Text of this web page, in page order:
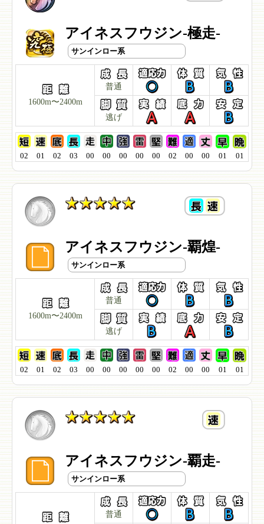
アイネスフウジン-極走-
サンインロー系
1600m〜2400m
普通
逃げ
02 01 02 03 00 00 00 00 00 02 00 00 01 01
アイネスフウジン-覇煌-
サンインロー系
1600m〜2400m
普通
逃げ
02 01 02 03 00 00 00 00 00 02 00 00 01 01
アイネスフウジン-覇走-
サンインロー系
普通